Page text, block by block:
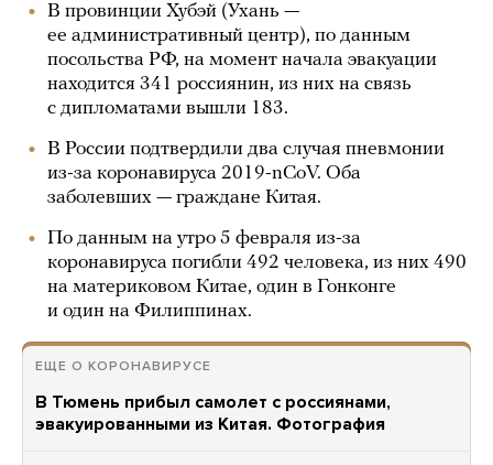
В провинции Хубэй (Ухань —
ее административный центр), по данным
посольства РФ, на момент начала эвакуации
находится 341 россиянин, из них на связь
с дипломатами вышли 183.
В России подтвердили два случая пневмонии
из-за коронавируса 2019-nCoV. Оба
заболевших — граждане Китая.
По данным на утро 5 февраля из-за
коронавируса погибли 492 человека, из них 490
на материковом Китае, один в Гонконге
и один на Филиппинах.
ЕЩЕ О КОРОНАВИРУСЕ
В Тюмень прибыл самолет с россиянами,
эвакуированными из Китая. Фотография